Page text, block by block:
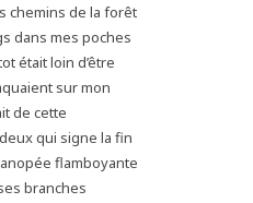
chemins de la forêt
dans mes poches
était loin d’être
sur mon
de cette
qui signe la fin
flamboyante
branches